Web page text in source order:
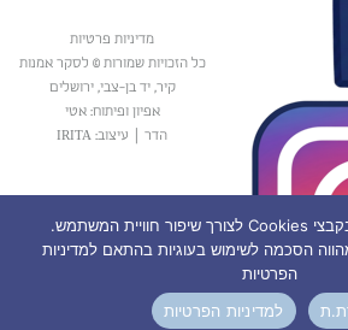
מדיניות פרטיות
כל הזכויות שמורות © לסקר אמנות
קיר, יד בן-צבי, ירושלים
אפיון ופיתוח: אטי
הדר
עיצוב: IRITA
אתר זה עושה שימוש בקבצי Cookies לצורך שיפור חוויית המשתמש.
הסכמה לשימוש בעוגיות בהתאם למדיניות
הפרטיות
למדיניות הפרטיות